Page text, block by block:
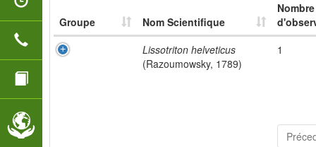
Groupe Nom Scientifique
Nombre
Lissotriton helveticus
(Razoumowsky, 1789)
1